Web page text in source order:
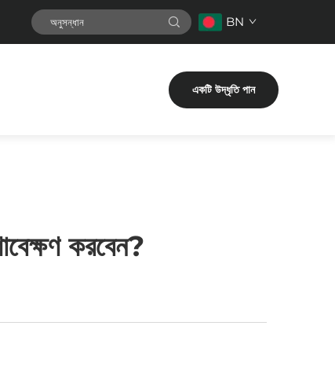
BN
একটি উদ্ধৃতি পান
করবেন?